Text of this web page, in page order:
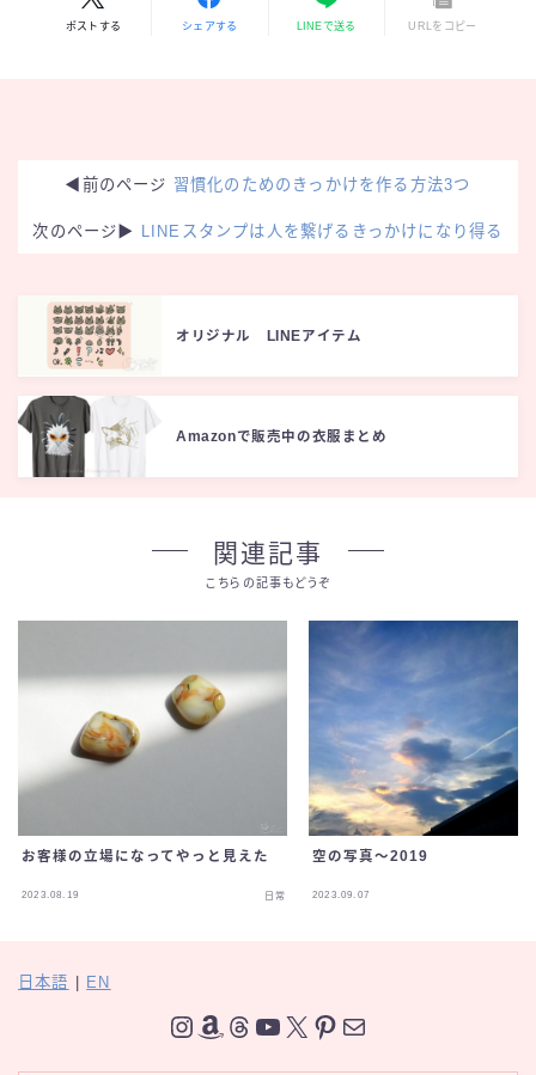
ポストする シェアする LINEで送る URLをコピー
◀︎前のページ 習慣化のためのきっかけを作る方法3つ
次のページ▶︎ LINEスタンプは人を繋げるきっかけになり得る
オリジナル LINEアイテム
Amazonで販売中の衣服まとめ
関連記事
こちらの記事もどうぞ
お客様の立場になってやっと見えた
2023.08.19 日常
空の写真〜2019
2023.09.07
日本語 | EN
Instagram Amazon Threads YouTube X Pinterest メール